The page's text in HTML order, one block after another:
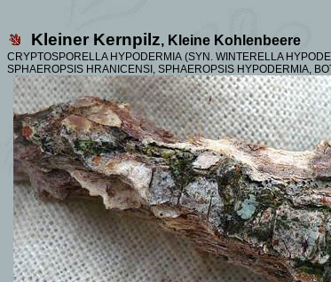
Kleiner Kernpilz, Kleine Kohlenbeere
CRYPTOSPORELLA HYPODERMIA (SYN. WINTERELLA
SPHAEROPSIS HRANICENSI, SPHAEROPSIS HYPODERMIA,